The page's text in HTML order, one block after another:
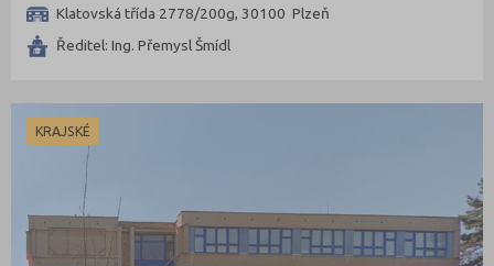
Klatovská třída 2778/200g, 30100 Plzeň
Ředitel: Ing. Přemysl Šmídl
KRAJSKÉ